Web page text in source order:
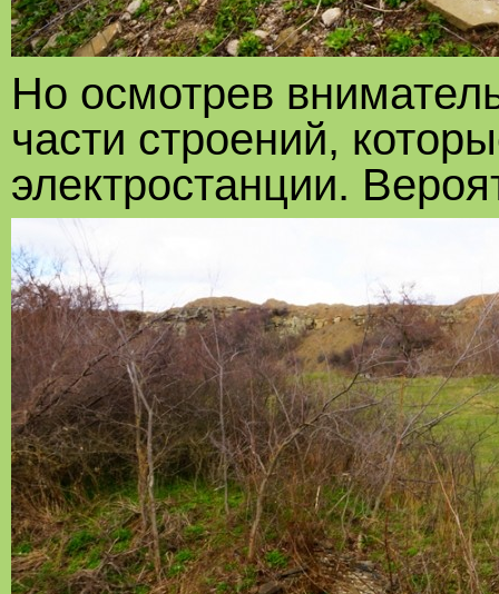
Но осмотрев
части строений,
электростанции.